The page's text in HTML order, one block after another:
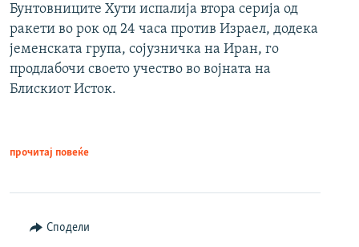
Бунтовниците Хути испалија втора серија од
ракети во рок од 24 часа против Израел, додека
јеменската група, сојузничка на Иран, го
продлабочи своето учество во војната на
Блискиот Исток.
прочитај повеќе
Сподели